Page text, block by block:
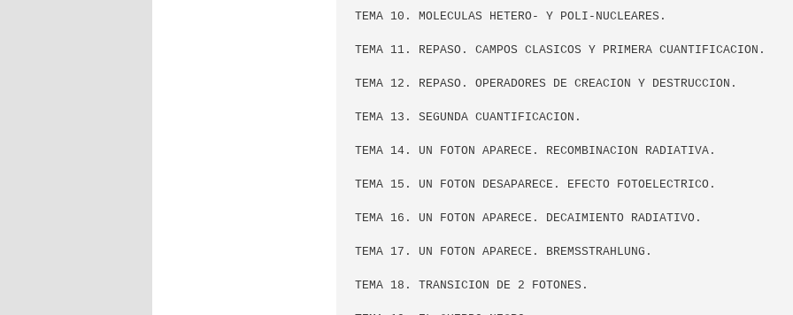
TEMA 10. MOLECULAS HETERO- Y POLI-NUCLEARES.
TEMA 11. REPASO. CAMPOS CLASICOS Y PRIMERA CUANTIFICACION.
TEMA 12. REPASO. OPERADORES DE CREACION Y DESTRUCCION.
TEMA 13. SEGUNDA CUANTIFICACION.
TEMA 14. UN FOTON APARECE. RECOMBINACION RADIATIVA.
TEMA 15. UN FOTON DESAPARECE. EFECTO FOTOELECTRICO.
TEMA 16. UN FOTON APARECE. DECAIMIENTO RADIATIVO.
TEMA 17. UN FOTON APARECE. BREMSSTRAHLUNG.
TEMA 18. TRANSICION DE 2 FOTONES.